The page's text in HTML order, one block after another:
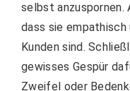
selbst anzuspornen.
dass sie empathisch
Kunden sind.
gewisses Gespür
Zweifel oder